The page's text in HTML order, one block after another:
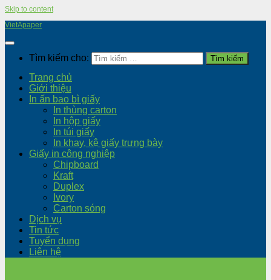
Skip to content
VietApaper
Tìm kiếm cho:
Trang chủ
Giới thiệu
In ấn bao bì giấy
In thùng carton
In hộp giấy
In túi giấy
In khay, kệ giấy trưng bày
Giấy in công nghiệp
Chipboard
Kraft
Duplex
Ivory
Carton sóng
Dịch vụ
Tin tức
Tuyển dụng
Liên hệ